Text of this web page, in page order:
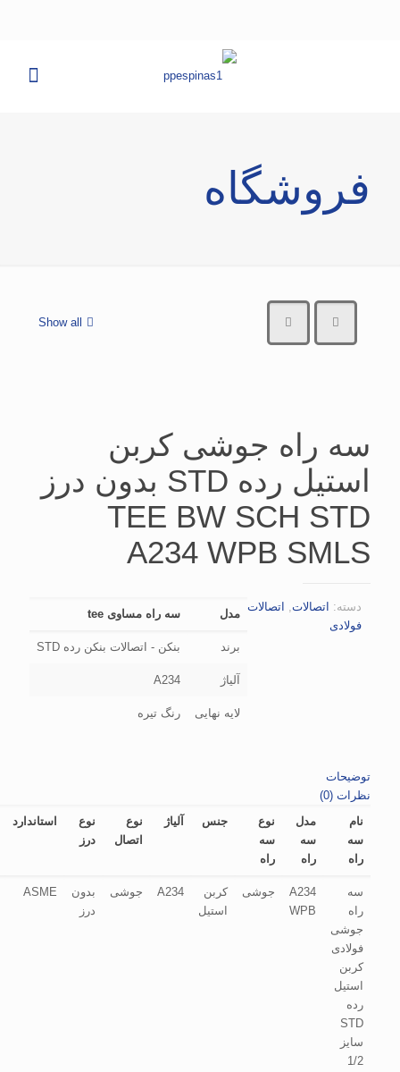
فروشگاه
Show all
سه راه جوشی كربن
استیل رده STD بدون درز
TEE BW SCH STD
A234 WPB SMLS
مدل سه راه مساوی tee
برند بنکن - اتصالات بنکن رده STD
آلیاژ A234
لایه نهایی رنگ تیره
دسته: اتصالات, اتصالات
فولادی
توضیحات
نظرات (0)
نام
سه
راه
مدل
سه
راه
نوع
سه
راه
جنس آلیاژ
نوع
اتصال
نوع
درز
استاندارد
سه
راه
جوشی
فولادی
کربن
استیل
رده
STD
سایز
1/2
A234
WPB
جوشی
کربن
استیل
A234 جوشی
بدون
درز
ASME